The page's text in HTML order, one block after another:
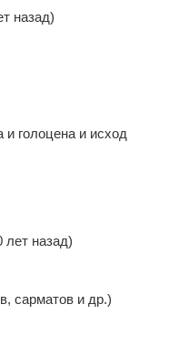
назад)
голоцена и исход
лет назад)
сарматов и др.)